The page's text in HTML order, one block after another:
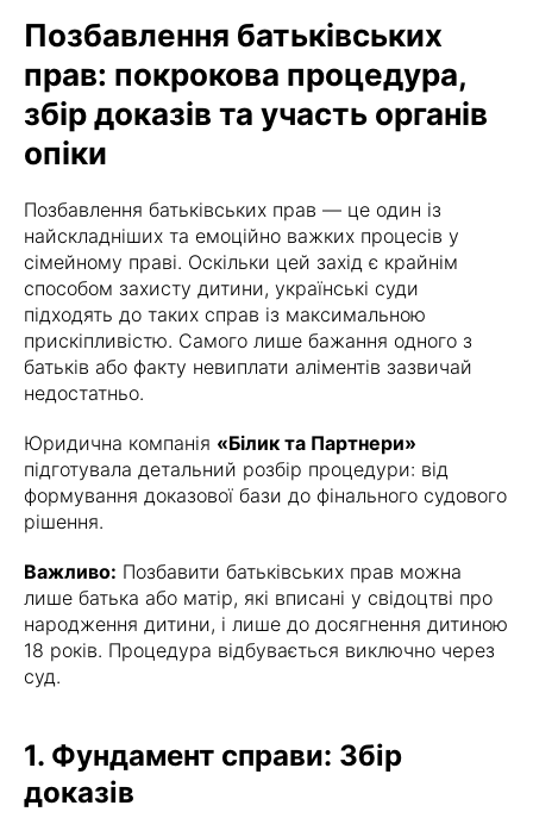
Позбавлення батьківських
прав: покрокова процедура,
збір доказів та участь органів
опіки
Позбавлення батьківських прав — це один із
найскладніших та емоційно важких процесів у
сімейному праві. Оскільки цей захід є крайнім
способом захисту дитини, українські суди
підходять до таких справ із максимальною
прискіпливістю. Самого лише бажання одного з
батьків або факту невиплати аліментів зазвичай
недостатньо.
Юридична компанія «Білик та Партнери»
підготувала детальний розбір процедури: від
формування доказової бази до фінального судового
рішення.
Важливо: Позбавити батьківських прав можна
лише батька або матір, які вписані у свідоцтві про
народження дитини, і лише до досягнення дитиною
18 років. Процедура відбувається виключно через
суд.
1. Фундамент справи: Збір
доказів